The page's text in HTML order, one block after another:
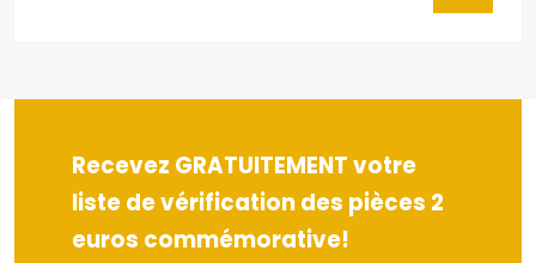
Recevez GRATUITEMENT votre
liste de vérification des pièces 2
euros commémorative!